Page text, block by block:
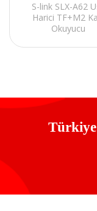
S-link SLX-A62
Harici TF+M2
Okuyucu